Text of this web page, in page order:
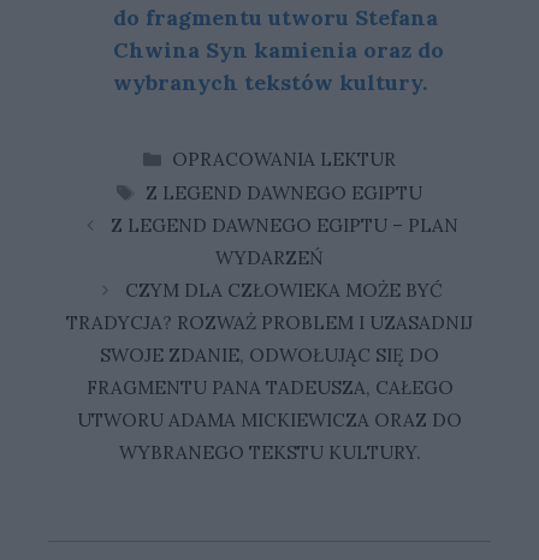
do frag­men­tu utwo­ru Stefana
Chwina Syn kamienia oraz do
wy­bra­nych tek­stów kul­tu­ry.
KATEGORIE
OPRACOWANIA LEKTUR
TAGI
Z LEGEND DAWNEGO EGIPTU
Z LEGEND DAWNEGO EGIPTU – PLAN
WYDARZEŃ
CZYM DLA CZŁOWIEKA MOŻE BYĆ
TRADYCJA? ROZWAŻ PROBLEM I UZASADNIJ
SWOJE ZDANIE, ODWOŁUJĄC SIĘ DO
FRAGMENTU PANA TADEUSZA, CAŁEGO
UTWORU ADAMA MICKIEWICZA ORAZ DO
WYBRANEGO TEKSTU KULTURY.